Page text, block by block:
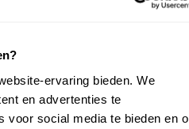
ervaring bieden. We
en advertenties te
voor social media te bieden en
het gevoel,
van
Neem